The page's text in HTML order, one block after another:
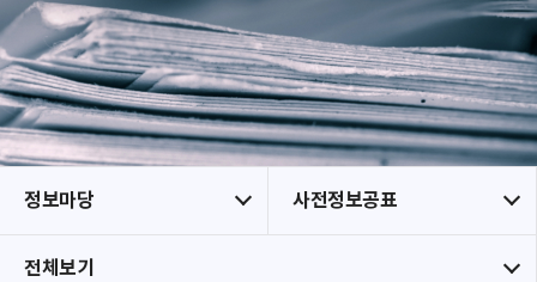
정보마당 사전정보공표
전체보기